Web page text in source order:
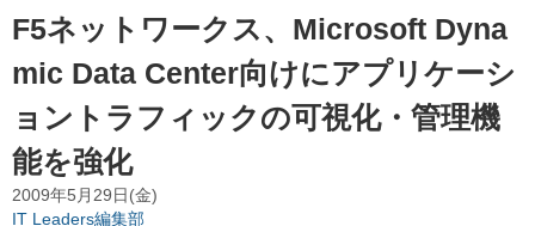
F5ネットワークス、Microsoft Dyna
mic Data Center向けにアプリケーシ
ョントラフィックの可視化・管理機
能を強化
2009年5月29日(金)
IT Leaders編集部